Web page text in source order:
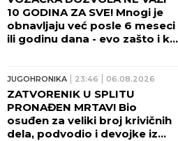
10 GODINA ZA SVE! Mnogi je
obnavljaju već posle 6 meseci
ili godinu dana - evo zašto i ko
JUGOHRONIKA 23:46 06.08.2026
ZATVORENIK U SPLITU
PRONAĐEN MRTAV! Bio
osuđen za veliki broj krivičnih
dela, podvodio i devojke iz